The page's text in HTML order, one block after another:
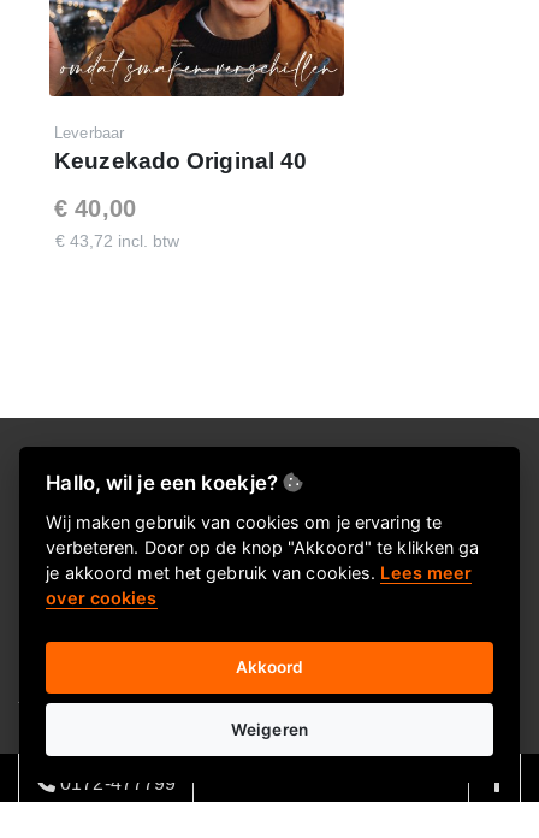
Leverbaar
Keuzekado Original 40
€ 40,00
€ 43,72 incl. btw
Over Alles voor je kantoor
Alles voor je kantoor levert al ruim 20 jaar kerstpakketten en
eindejaarsgeschenken. In deze webshop vind je een greep uit
ons eindejaarsassortiment en onze twee Keuzekado
kantoorbenodigdheden, promotionele artikelen en
je kunt bij ons ook
terecht voor facilitaire producten, kantoormeubilair,
0172-477799
Hallo, wil je een koekje?
Wij maken gebruik van cookies om je ervaring te
verbeteren. Door op de knop "Akkoord" te klikken ga
je akkoord met het gebruik van cookies. Lees meer
over cookies
Akkoord
Weigeren